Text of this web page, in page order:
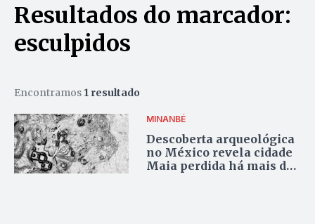
Resultados do marcador:
esculpidos
Encontramos 1 resultado
MINANBÉ
Descoberta arqueológica
no México revela cidade
Maia perdida há mais de